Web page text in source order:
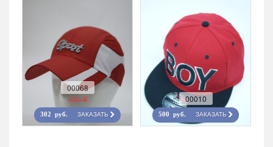
00068
420 r
302 руб. ЗАКАЗАТЬ
00010
500 руб. ЗАКАЗАТЬ